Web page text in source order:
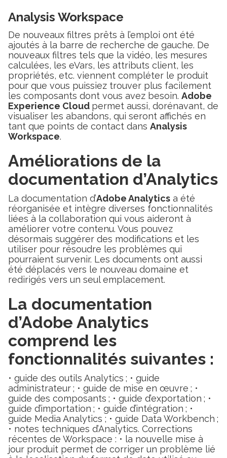
Analysis Workspace
De nouveaux filtres prêts à l’emploi ont été
ajoutés à la barre de recherche de gauche. De
nouveaux filtres tels que la vidéo, les mesures
calculées, les eVars, les attributs client, les
propriétés, etc. viennent compléter le produit
pour que vous puissiez trouver plus facilement
les composants dont vous avez besoin. Adobe
Experience Cloud permet aussi, dorénavant, de
visualiser les abandons, qui seront affichés en
tant que points de contact dans Analysis
Workspace.
Améliorations de la
documentation d’Analytics
La documentation d’Adobe Analytics a été
réorganisée et intègre diverses fonctionnalités
liées à la collaboration qui vous aideront à
améliorer votre contenu. Vous pouvez
désormais suggérer des modifications et les
utiliser pour résoudre les problèmes qui
pourraient survenir. Les documents ont aussi
été déplacés vers le nouveau domaine et
redirigés vers un seul emplacement.
La documentation
d’Adobe Analytics
comprend les
fonctionnalités suivantes :
• guide des outils Analytics ; • guide
administrateur ; • guide de mise en œuvre ; •
guide des composants ; • guide d’exportation ; •
guide d’importation ; • guide d’intégration ; •
guide Media Analytics ; • guide Data Workbench ;
• notes techniques d’Analytics. Corrections
récentes de Workspace : • la nouvelle mise à
jour produit permet de corriger un problème lié